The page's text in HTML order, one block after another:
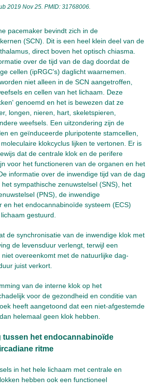
2019 Nov 25. PMID: 31768006.
pacemaker bevindt zich in de
(SCN). Dit is een heel klein deel van de
direct boven het optisch chiasma.
over de tijd van de dag doordat de
cellen (ipRGC's) daglicht waarnemen.
niet alleen in de SCN aangetroffen,
en cellen van het lichaam. Deze
genoemd en het is bewezen dat ze
longen, nieren, hart, skeletspieren,
weefsels. Een uitzondering zijn de
en geïnduceerde pluripotente stamcellen,
klokcyclus lijken te vertonen. Er is
dat de centrale klok en de perifere
voor het functioneren van de organen en het
informatie over de inwendige tijd van de dag
sympathische zenuwstelsel (SNS), het
(PNS), de inwendige
en het endocannabinoïde systeem (ECS)
gestuurd.
de synchronisatie van de inwendige klok met
de levensduur verlengt, terwijl een
overeenkomt met de natuurlijke dag-
juist verkort.
van de interne klok op het
voor de gezondheid en conditie van
heeft aangetoond dat een niet-afgestemde
helemaal geen klok hebben.
tussen het endocannabinoïde
ritme
in het hele lichaam met centrale en
hebben ook een functioneel